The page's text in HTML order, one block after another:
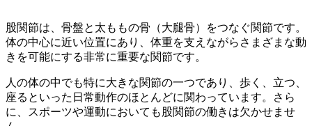
股関節は、骨盤と太ももの骨（大腿骨）をつなぐ関節です。
体の中心に近い位置にあり、体重を支えながらさまざまな動
きを可能にする非常に重要な関節です。
人の体の中でも特に大きな関節の一つであり、歩く、立つ、
座るといった日常動作のほとんどに関わっています。さら
に、スポーツや運動においても股関節の働きは欠かせませ